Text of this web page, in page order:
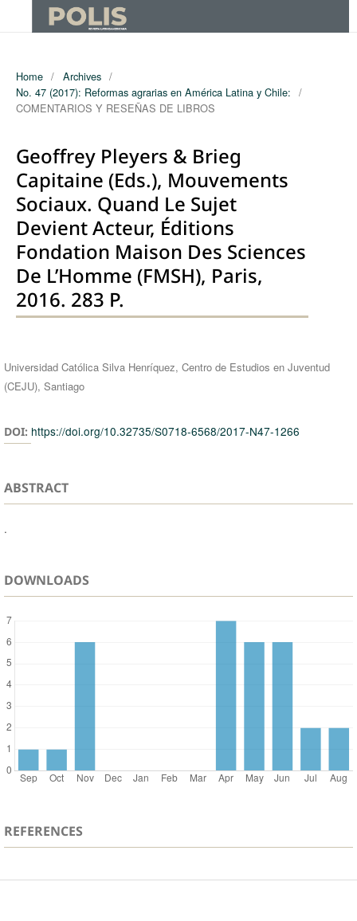
Home / Archives /
No. 47 (2017): Reformas agrarias en América Latina y Chile: /
COMENTARIOS Y RESEÑAS DE LIBROS
Geoffrey Pleyers & Brieg
Capitaine (Eds.), Mouvements
Sociaux. Quand Le Sujet
Devient Acteur, Éditions
Fondation Maison Des Sciences
De L’Homme (FMSH), Paris,
2016. 283 P.
Authors
Universidad Católica Silva Henríquez, Centro de Estudios en Juventud
(CEJU), Santiago
DOI: https://doi.org/10.32735/S0718-6568/2017-N47-1266
ABSTRACT
.
DOWNLOADS
REFERENCES